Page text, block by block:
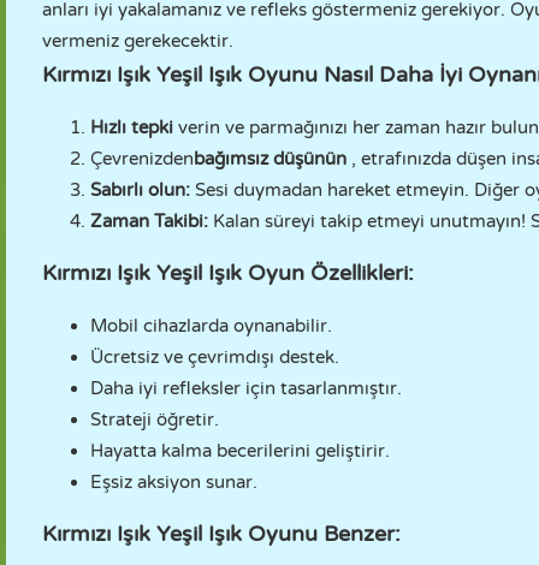
anları iyi yakalamanız ve refleks göstermeniz gerekiyor.
vermeniz gerekecektir.
Kırmızı Işık Yeşil Işık Oyunu Nasıl Daha İyi
Hızlı tepki verin ve parmağınızı her zaman hazır
Çevrenizdenbağımsız düşünün , etrafınızda düşen
Sabırlı olun: Sesi duymadan hareket etmeyin. Diğer
Zaman Takibi: Kalan süreyi takip etmeyi unutmayın!
Kırmızı Işık Yeşil Işık Oyun Özellikleri:
Mobil cihazlarda oynanabilir.
Ücretsiz ve çevrimdışı destek.
Daha iyi refleksler için tasarlanmıştır.
Strateji öğretir.
Hayatta kalma becerilerini geliştirir.
Eşsiz aksiyon sunar.
Kırmızı Işık Yeşil Işık Oyunu Benzer: